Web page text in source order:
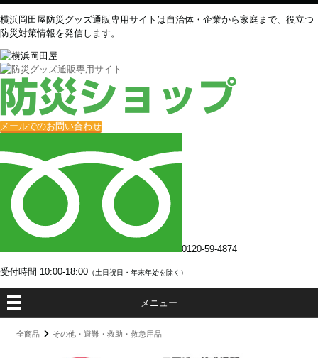
横浜岡田屋防災グッズ通販専用サイトは自治体・企業から家庭まで、役立つ
防災対策情報を発信します。
メールでのお問い合わせ
0120-59-4874
受付時間 10:00-18:00 （土日祝日・年末年始を除く）
メニュー
全商品 その他・避難・救助・救急用品